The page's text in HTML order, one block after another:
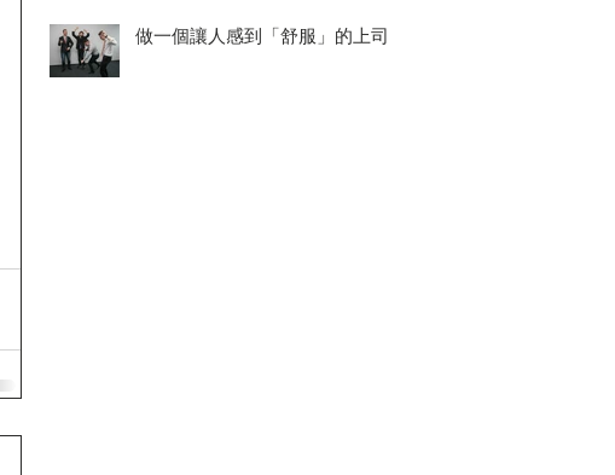
做一個讓人感到「舒服」的上司